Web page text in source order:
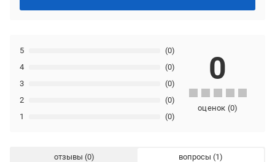
1 (0)
2 (0)
3 (0)
4 (0)
5 (0)
0
оценок (0)
отзывы вопросы